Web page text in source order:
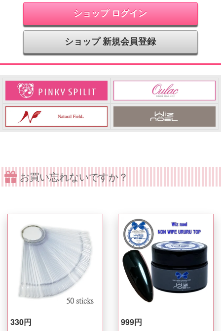
ショップ ログイン
ショップ 新規会員登録